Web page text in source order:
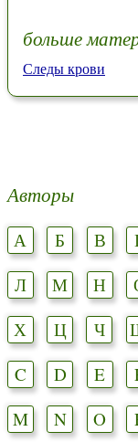
больше
Следы крови
Авторы
А Б В
Л
М Н
Х
Ц Ч
C
D E
M
N O